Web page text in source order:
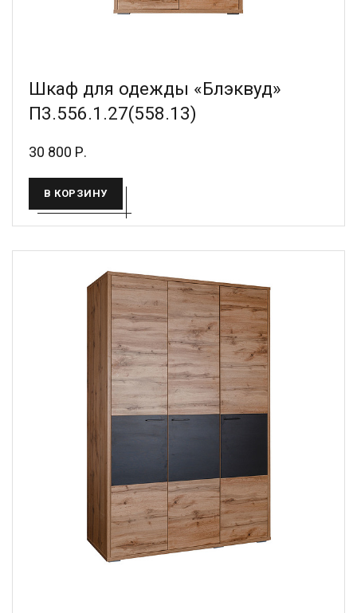
Шкаф для одежды «Блэквуд»
П3.556.1.27(558.13)
30 800 Р.
В КОРЗИНУ